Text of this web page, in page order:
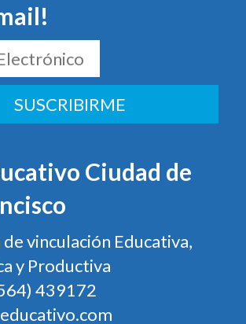
SUSCRIBIRME
Ciudad de
vinculación Educativa,
y Productiva
439172